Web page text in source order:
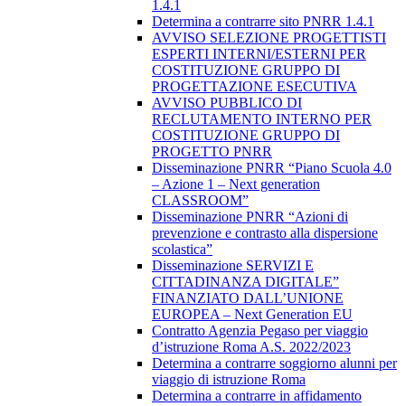
1.4.1
Determina a contrarre sito PNRR 1.4.1
AVVISO SELEZIONE PROGETTISTI
ESPERTI INTERNI/ESTERNI PER
COSTITUZIONE GRUPPO DI
PROGETTAZIONE ESECUTIVA
AVVISO PUBBLICO DI
RECLUTAMENTO INTERNO PER
COSTITUZIONE GRUPPO DI
PROGETTO PNRR
Disseminazione PNRR “Piano Scuola 4.0
– Azione 1 – Next generation
CLASSROOM”
Disseminazione PNRR “Azioni di
prevenzione e contrasto alla dispersione
scolastica”
Disseminazione SERVIZI E
CITTADINANZA DIGITALE”
FINANZIATO DALL’UNIONE
EUROPEA – Next Generation EU
Contratto Agenzia Pegaso per viaggio
d’istruzione Roma A.S. 2022/2023
Determina a contrarre soggiorno alunni per
viaggio di istruzione Roma
Determina a contrarre in affidamento